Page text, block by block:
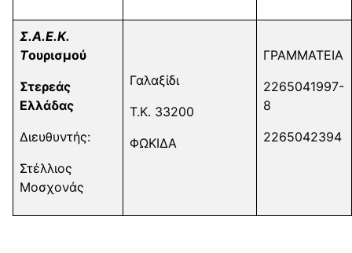
Σ.Α.Ε.Κ.
Τουρισμού
Στερεάς
Ελλάδας
Διευθυντής:
Στέλλιος
Μοσχονάς
Γαλαξίδι
Τ.Κ. 33200
ΦΩΚΙΔΑ
ΓΡΑΜΜΑΤΕΙΑ
2265041997-
8
2265042394